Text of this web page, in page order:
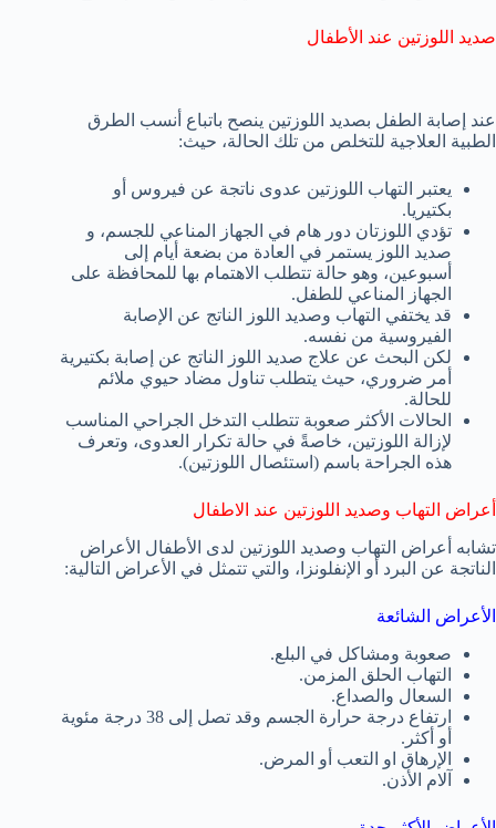
صديد اللوزتين عند الأطفال
عند إصابة الطفل بصديد اللوزتين ينصح باتباع أنسب الطرق
الطبية العلاجية للتخلص من تلك الحالة، حيث:
يعتبر التهاب اللوزتين عدوى ناتجة عن فيروس أو
بكتيريا.
تؤدي اللوزتان دور هام في الجهاز المناعي للجسم، و
صديد اللوز يستمر في العادة من بضعة أيام إلى
أسبوعين، وهو حالة تتطلب الاهتمام بها للمحافظة على
الجهاز المناعي للطفل.
قد يختفي التهاب وصديد اللوز الناتج عن الإصابة
الفيروسية من نفسه.
لكن البحث عن علاج صديد اللوز الناتج عن إصابة بكتيرية
أمر ضروري، حيث يتطلب تناول مضاد حيوي ملائم
للحالة.
الحالات الأكثر صعوبة تتطلب التدخل الجراحي المناسب
لإزالة اللوزتين، خاصةً في حالة تكرار العدوى، وتعرف
هذه الجراحة باسم (استئصال اللوزتين).
أعراض التهاب وصديد اللوزتين عند الاطفال
تشابه أعراض التهاب وصديد اللوزتين لدى الأطفال الأعراض
الناتجة عن البرد أو الإنفلونزا، والتي تتمثل في الأعراض التالية:
الأعراض الشائعة
صعوبة ومشاكل في البلع.
التهاب الحلق المزمن.
السعال والصداع.
ارتفاع درجة حرارة الجسم وقد تصل إلى 38 درجة مئوية
أو أكثر.
الإرهاق او التعب أو المرض.
آلام الأذن.